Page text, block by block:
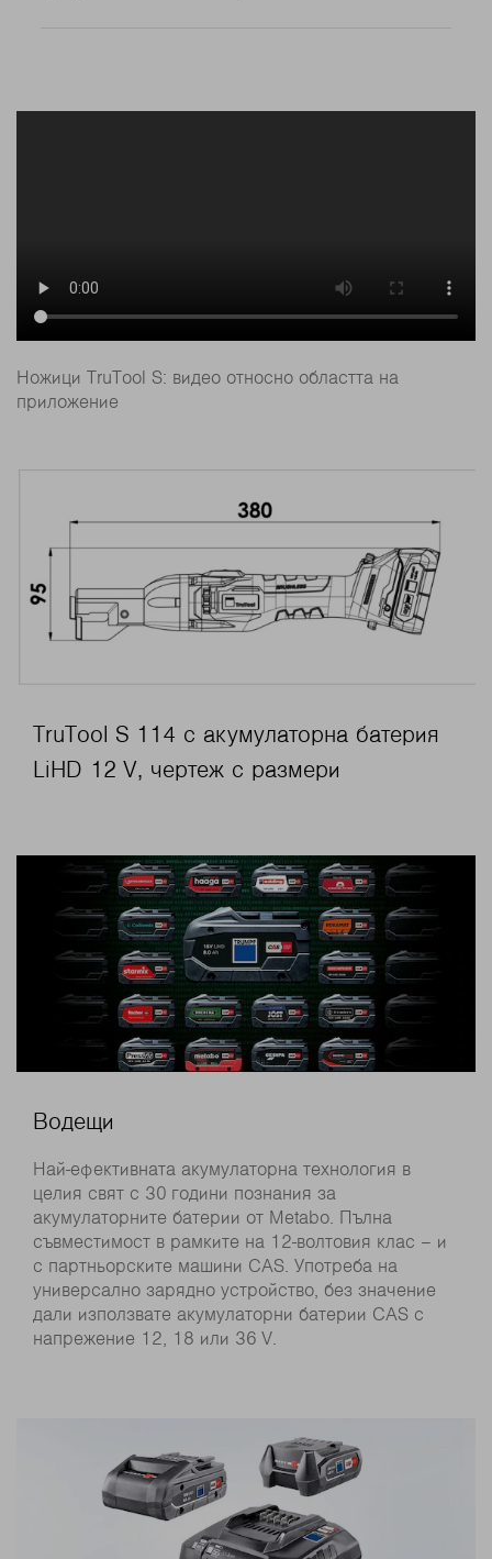
Ножици TruTool S: видео относно областта на
приложение
TruTool S 114 с акумулаторна батерия
LiHD 12 V, чертеж с размери
Водещи
Най-ефективната акумулаторна технология в
целия свят с 30 години познания за
акумулаторните батерии от Metabo. Пълна
съвместимост в рамките на 12-волтовия клас – и
с партньорските машини CAS. Употреба на
универсално зарядно устройство, без значение
дали използвате акумулаторни батерии CAS с
напрежение 12, 18 или 36 V.